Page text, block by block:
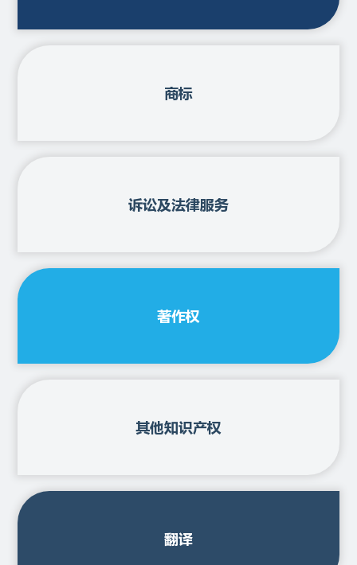
商标
诉讼及法律服务
著作权
其他知识产权
翻译